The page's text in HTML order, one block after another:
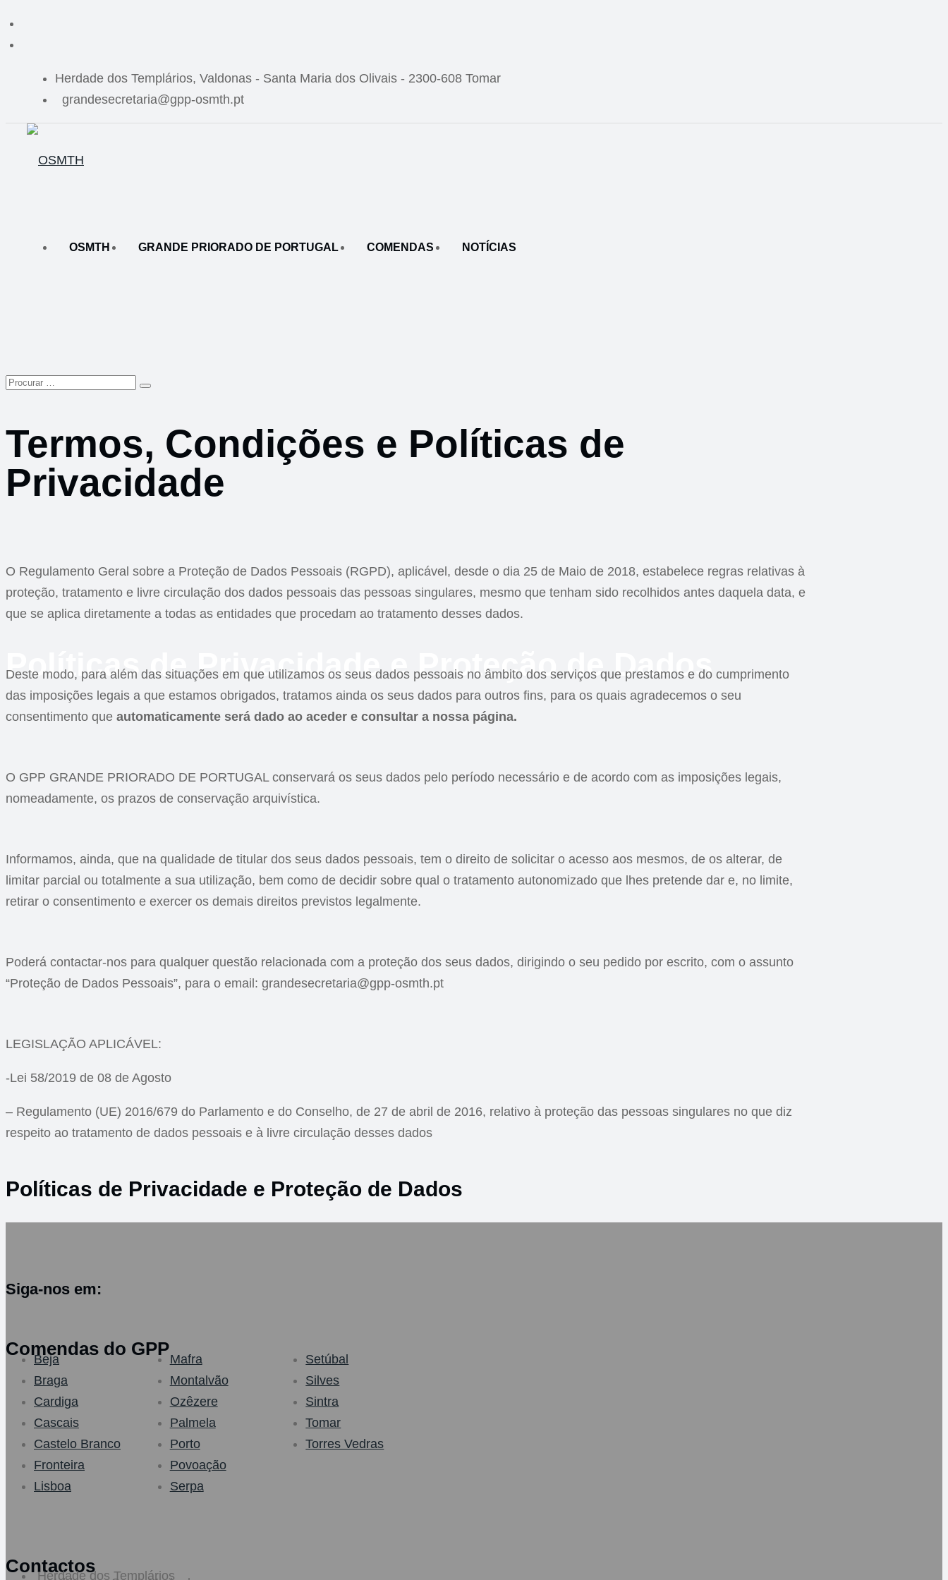
Herdade dos Templários, Valdonas - Santa Maria dos Olivais - 2300-608 Tomar
grandesecretaria@gpp-osmth.pt
OSMTH GRANDE PRIORADO DE PORTUGAL COMENDAS NOTÍCIAS
Políticas de Privacidade e Proteção de Dados
Termos, Condições e Políticas de
Privacidade
O Regulamento Geral sobre a Proteção de Dados Pessoais (RGPD), aplicável, desde o dia 25 de Maio de 2018, estabelece regras relativas à
proteção, tratamento e livre circulação dos dados pessoais das pessoas singulares, mesmo que tenham sido recolhidos antes daquela data, e
que se aplica diretamente a todas as entidades que procedam ao tratamento desses dados.
Deste modo, para além das situações em que utilizamos os seus dados pessoais no âmbito dos serviços que prestamos e do cumprimento
das imposições legais a que estamos obrigados, tratamos ainda os seus dados para outros fins, para os quais agradecemos o seu
consentimento que automaticamente será dado ao aceder e consultar a nossa página.
O GPP GRANDE PRIORADO DE PORTUGAL conservará os seus dados pelo período necessário e de acordo com as imposições legais,
nomeadamente, os prazos de conservação arquivística.
Informamos, ainda, que na qualidade de titular dos seus dados pessoais, tem o direito de solicitar o acesso aos mesmos, de os alterar, de
limitar parcial ou totalmente a sua utilização, bem como de decidir sobre qual o tratamento autonomizado que lhes pretende dar e, no limite,
retirar o consentimento e exercer os demais direitos previstos legalmente.
Poderá contactar-nos para qualquer questão relacionada com a proteção dos seus dados, dirigindo o seu pedido por escrito, com o assunto
“Proteção de Dados Pessoais”, para o email: grandesecretaria@gpp-osmth.pt
LEGISLAÇÃO APLICÁVEL:
-Lei 58/2019 de 08 de Agosto
– Regulamento (UE) 2016/679 do Parlamento e do Conselho, de 27 de abril de 2016, relativo à proteção das pessoas singulares no que diz
respeito ao tratamento de dados pessoais e à livre circulação desses dados
Políticas de Privacidade e Proteção de Dados
Siga-nos em:
Comendas do GPP
Beja
Braga
Cardiga
Cascais
Castelo Branco
Fronteira
Lisboa
Mafra
Montalvão
Ozêzere
Palmela
Porto
Povoação
Serpa
Setúbal
Silves
Sintra
Tomar
Torres Vedras
Contactos
Herdade dos Templários